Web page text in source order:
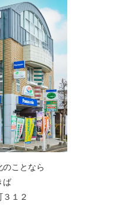
のことなら
ば
１２